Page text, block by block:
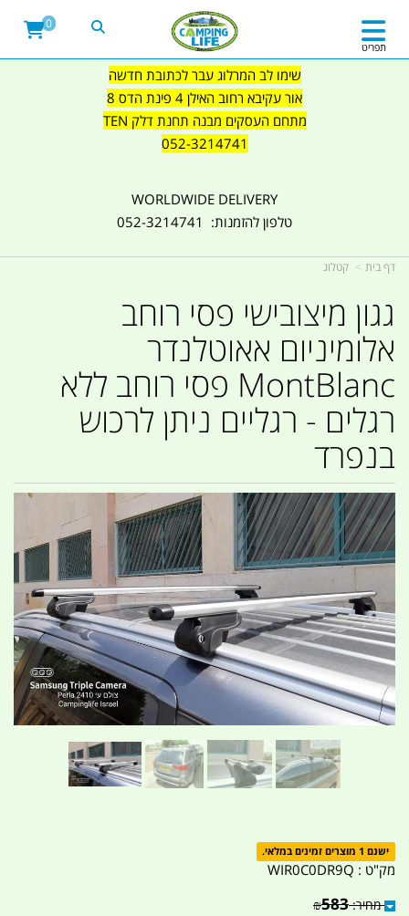
שימו לב המרלוג עבר לכתובת חדשה
אור עקיבא רחוב האילן 4 פינת הדס 8
מתחם העסקים מבנה תחנת דלק TEN
052-3214741
WORLDWIDE DELIVERY
טלפון להזמנות: 052-3214741
תפריט
0
דף בית קטלוג
גגון מיצובישי פסי רוחב
אלומיניום אאוטלנדר
MontBlanc פסי רוחב ללא
רגלים - רגליים ניתן לרכוש
בנפרד
ישנם 1 מוצרים זמינים במלאי.
מק"ט : WIR0C0DR9Q
מחיר: ₪583